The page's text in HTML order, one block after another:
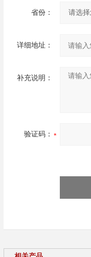
省份：
详细地址：
补充说明：
验证码：